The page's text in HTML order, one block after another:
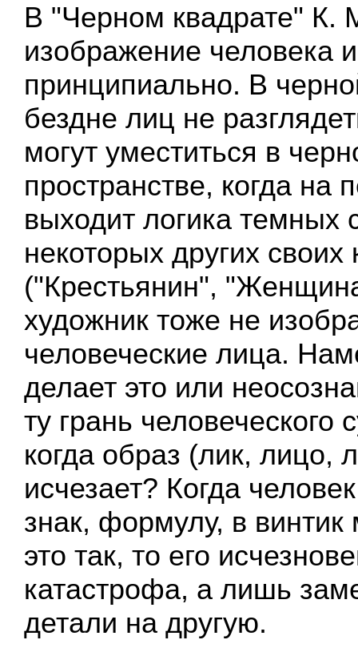
В "Черном квадрате" К.
изображение человека
принципиально. В
бездне лиц не
могут уместиться в
пространстве, когда на
выходит логика темных
некоторых других своих
("Крестьянин",
художник тоже не
человеческие лица.
делает это или
ту грань человеческого
когда образ (лик, лицо,
исчезает? Когда
знак, формулу, в
это так, то его
катастрофа, а лишь
детали на другую.